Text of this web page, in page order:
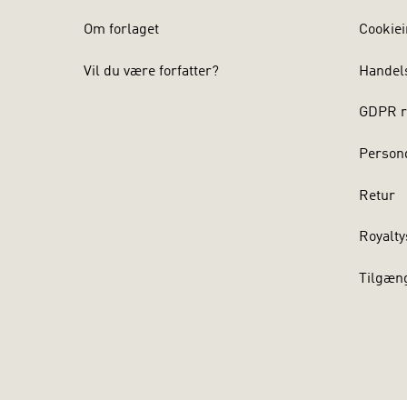
til salg og
udnyttes
sælgeren
som en
Om forlaget
Vil du være forfatter?
GDPR
Retur